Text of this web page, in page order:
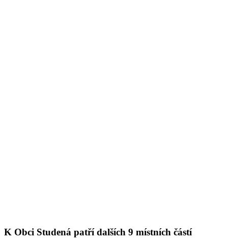
K Obci Studená patří dalších 9 místních částí